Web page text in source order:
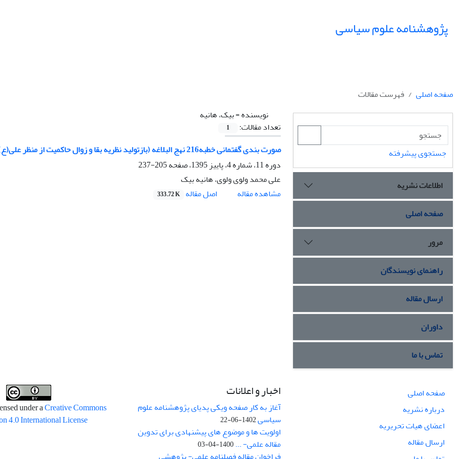
پژوهشنامه علوم سیاسی
صفحه اصلی
فهرست مقالات
نویسنده =بیک، هانیه
تعداد مقالات:
1
صورت بندی گفتمانی خطبه216 نهج البلاغه (بازتولید نظریه بقا و زوال حاکمیت از منظر علی(ع))
دوره 11، شماره 4، پاییز 1395، صفحه
205-237
علی محمد ولوی ولوی، هانیه بیک
مشاهده مقاله
اصل مقاله 333.72 K
جستجوی پیشرفته
اطلاعات نشریه
صفحه اصلی
مرور
راهنمای نویسندگان
ارسال مقاله
داوران
تماس با ما
صفحه اصلی
درباره نشریه
اعضای هیات تحریریه
ارسال مقاله
اخبار و اعلانات
آغاز به کار صفحه ویکی پدیای پژوهشنامه علوم
سیاسی1402-06-22
اولویت ها و موضوع های پیشنهادی برای تدوین
مقاله علمی- ...1400-04-03
under aCreative Commons
4.0 International License